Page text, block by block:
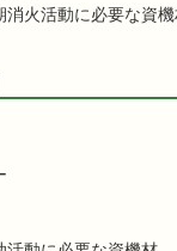
消火活動に必要な資